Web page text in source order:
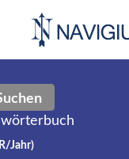
Jahr)